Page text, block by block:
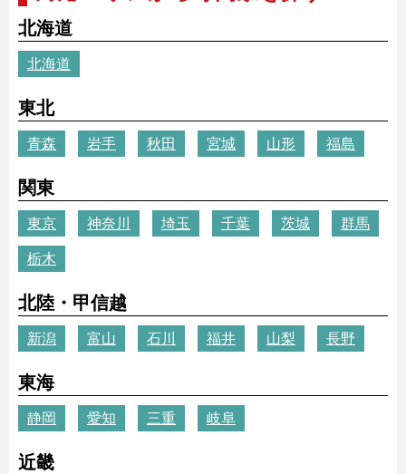
北海道
北海道
東北
青森 岩手 秋田 宮城 山形 福島
関東
東京 神奈川 埼玉 千葉 茨城 群馬
栃木
北陸・甲信越
新潟 富山 石川 福井 山梨 長野
東海
静岡 愛知 三重 岐阜
近畿